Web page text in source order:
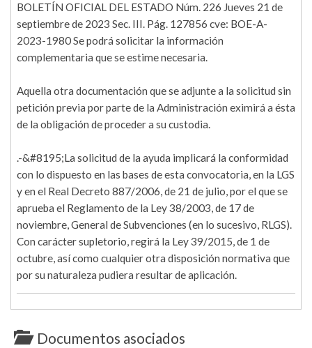
BOLETÍN OFICIAL DEL ESTADO Núm. 226 Jueves 21 de
septiembre de 2023 Sec. III. Pág. 127856 cve: BOE-A-
2023-1980 Se podrá solicitar la información
complementaria que se estime necesaria.
Aquella otra documentación que se adjunte a la solicitud sin
petición previa por parte de la Administración eximirá a ésta
de la obligación de proceder a su custodia.
.-&#8195;La solicitud de la ayuda implicará la conformidad
con lo dispuesto en las bases de esta convocatoria, en la LGS
y en el Real Decreto 887/2006, de 21 de julio, por el que se
aprueba el Reglamento de la Ley 38/2003, de 17 de
noviembre, General de Subvenciones (en lo sucesivo, RLGS).
Con carácter supletorio, regirá la Ley 39/2015, de 1 de
octubre, así como cualquier otra disposición normativa que
por su naturaleza pudiera resultar de aplicación.
Documentos asociados